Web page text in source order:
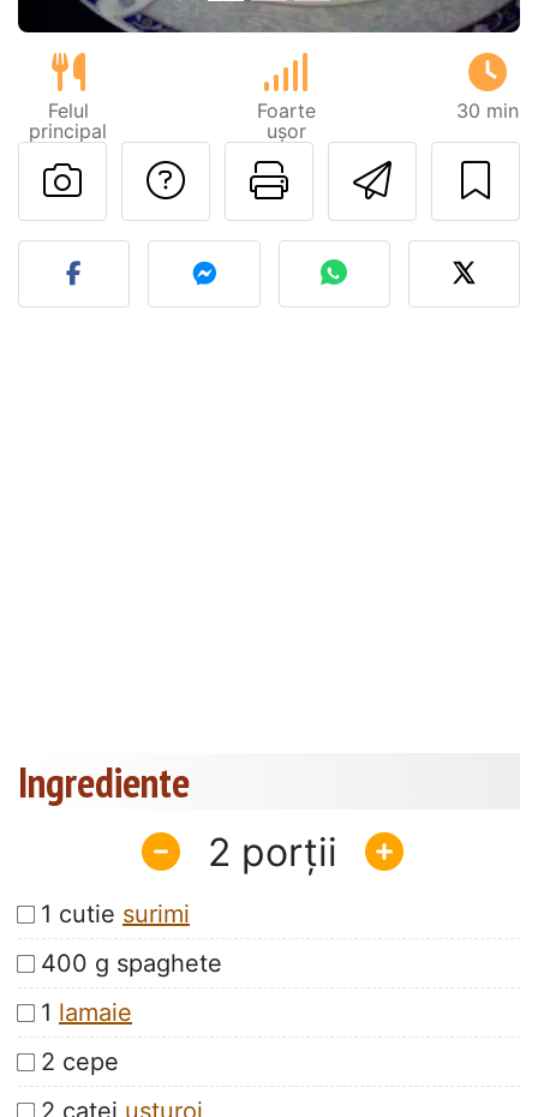
Felul
principal
Foarte
ușor
30 min
Printează
Adresează o
Postează o poză cu
Ingrediente
2
1 cutie surimi
400 g spaghete
1 lamaie
2 cepe